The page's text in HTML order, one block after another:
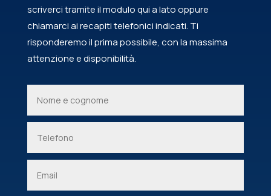
scriverci tramite il modulo qui a lato oppure
chiamarci ai recapiti telefonici indicati. Ti
risponderemo il prima possibile, con la massima
attenzione e disponibilità.